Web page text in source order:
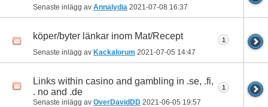
Senaste inlägg av Annalydia 2021-07-08 16:37
köper/byter länkar inom Mat/Recept
Senaste inlägg av Kackalorum 2021-07-05 14:47
1
Links within casino and gambling in .se, .fi,
. no and .de
Senaste inlägg av OverDavidDD 2021-06-05 19:57
1